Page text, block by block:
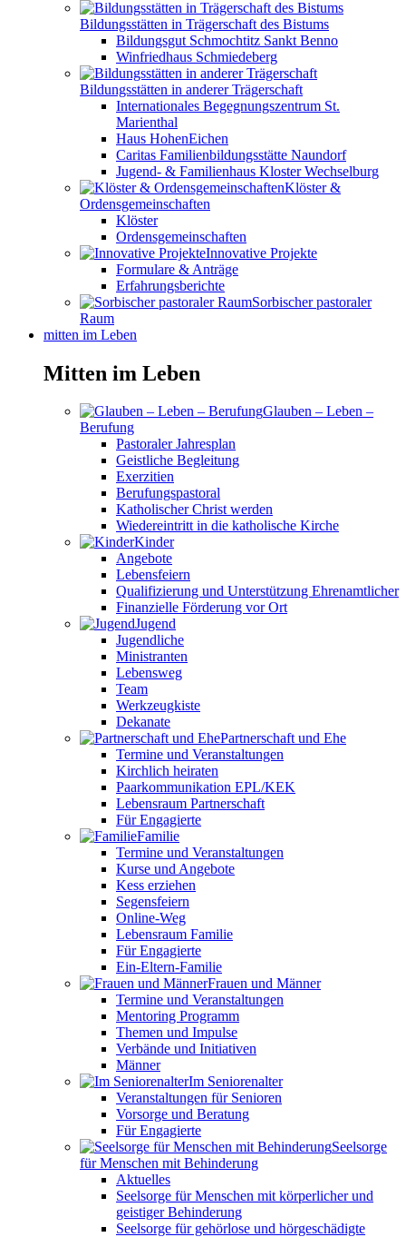
Bildungsstätten in Trägerschaft des Bistums
Bildungsgut Schmochtitz Sankt Benno
Winfriedhaus Schmiedeberg
Bildungsstätten in anderer Trägerschaft
Internationales Begegnungszentrum St.
Marienthal
Haus HohenEichen
Caritas Familienbildungsstätte Naundorf
Jugend- & Familienhaus Kloster Wechselburg
Klöster &
Ordensgemeinschaften
Klöster
Ordensgemeinschaften
Innovative Projekte
Formulare & Anträge
Erfahrungsberichte
Sorbischer pastoraler
Raum
mitten im Leben
Mitten im Leben
Glauben – Leben –
Berufung
Pastoraler Jahresplan
Geistliche Begleitung
Exerzitien
Berufungspastoral
Katholischer Christ werden
Wiedereintritt in die katholische Kirche
Kinder
Angebote
Lebensfeiern
Qualifizierung und Unterstützung Ehrenamtlicher
Finanzielle Förderung vor Ort
Jugend
Jugendliche
Ministranten
Lebensweg
Team
Werkzeugkiste
Dekanate
Partnerschaft und Ehe
Termine und Veranstaltungen
Kirchlich heiraten
Paarkommunikation EPL/KEK
Lebensraum Partnerschaft
Für Engagierte
Familie
Termine und Veranstaltungen
Kurse und Angebote
Kess erziehen
Segensfeiern
Online-Weg
Lebensraum Familie
Für Engagierte
Ein-Eltern-Familie
Frauen und Männer
Termine und Veranstaltungen
Mentoring Programm
Themen und Impulse
Verbände und Initiativen
Männer
Im Seniorenalter
Veranstaltungen für Senioren
Vorsorge und Beratung
Für Engagierte
Seelsorge
für Menschen mit Behinderung
Aktuelles
Seelsorge für Menschen mit körperlicher und
geistiger Behinderung
Seelsorge für gehörlose und hörgeschädigte